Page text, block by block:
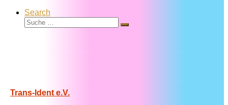
Search
Suche
Suche
Trans-Ident e.V.